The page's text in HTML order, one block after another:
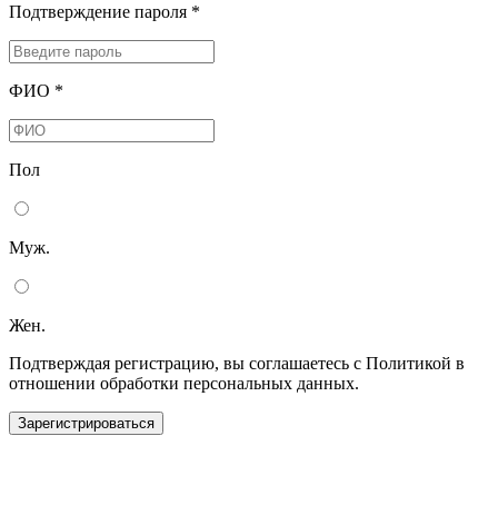
Подтверждение пароля *
ФИО *
Пол
Муж.
Жен.
Подтверждая регистрацию, вы соглашаетесь с Политикой в
отношении обработки персональных данных.
Зарегистрироваться